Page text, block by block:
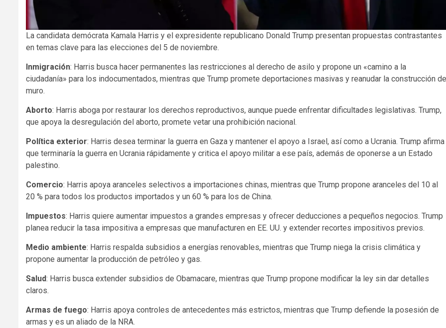
La candidata demócrata Kamala Harris y el expresidente republicano Donald Trump presentan propuestas contrastantes
en temas clave para las elecciones del 5 de noviembre.
Inmigración: Harris busca hacer permanentes las restricciones al derecho de asilo y propone un «camino a la
ciudadanía» para los indocumentados, mientras que Trump promete deportaciones masivas y reanudar la construcción
muro.
Aborto: Harris aboga por restaurar los derechos reproductivos, aunque puede enfrentar dificultades legislativas. Trump,
que apoya la desregulación del aborto, promete vetar una prohibición nacional.
Política exterior: Harris desea terminar la guerra en Gaza y mantener el apoyo a Israel, así como a Ucrania. Trump afirma
que terminaría la guerra en Ucrania rápidamente y critica el apoyo militar a ese país, además de oponerse a un Estado
palestino.
Comercio: Harris apoya aranceles selectivos a importaciones chinas, mientras que Trump propone aranceles del 10 al
20 % para todos los productos importados y un 60 % para los de China.
Impuestos: Harris quiere aumentar impuestos a grandes empresas y ofrecer deducciones a pequeños negocios. Trump
planea reducir la tasa impositiva a empresas que manufacturen en EE. UU. y extender recortes impositivos previos.
Medio ambiente: Harris respalda subsidios a energías renovables, mientras que Trump niega la crisis climática y
propone aumentar la producción de petróleo y gas.
Salud: Harris busca extender subsidios de Obamacare, mientras que Trump propone modificar la ley sin dar detalles
claros.
Armas de fuego: Harris apoya controles de antecedentes más estrictos, mientras que Trump defiende la posesión de
armas y es un aliado de la NRA.